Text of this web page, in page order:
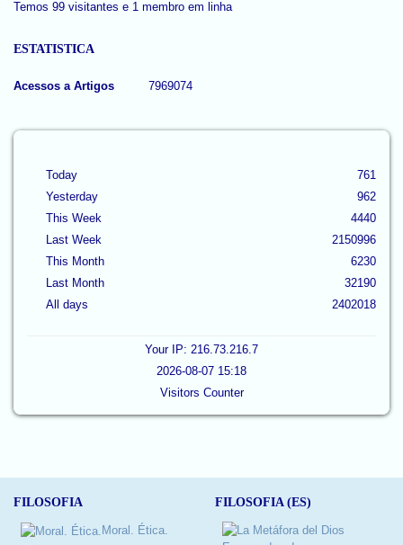
Temos 99 visitantes e 1 membro em linha
ESTATISTICA
Acessos a Artigos 7969074
Today
Yesterday
This Week
Last Week
This Month
Last Month
All days
761
962
4440
2150996
6230
32190
2402018
Your IP: 216.73.216.7
2026-08-07 15:18
Visitors Counter
FILOSOFIA
Moral. Ética.
FILOSOFIA (ES)